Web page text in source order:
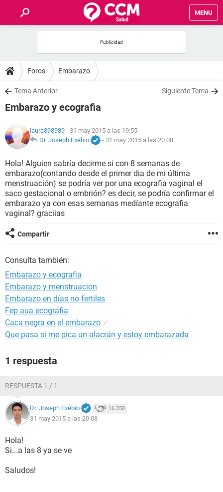
MENU
FOROS
SALUD
NUTRICIÓN
BIENESTAR
SEXUALIDAD
GLOSARIO
Foros Embarazo
Tema Anterior Siguiente Tema
Embarazo y ecografia
laura898989 - 31 may 2015 a las 19:55
Dr. Joseph Exebio
- 31 may 2015 a las 20:08
Hola! Alguien sabría decirme si con 8 semanas de
embarazo(contando desde el primer dia de mi última
menstruación) se podría ver por una ecografia vaginal el
saco gestacional o embrión? es decir, se podría confirmar el
embarazo ya con esas semanas medíante ecografia
vaginal? graciias
Compartir
Consulta también:
Embarazo y ecografia
Embarazo y menstruacion
Embarazo en días no fertiles
Fep aua ecografia
Caca negra en el embarazo ✓
Que pasa si me pica un alacrán y estoy embarazada
1 respuesta
RESPUESTA 1 / 1
Dr. Joseph Exebio 16.358
31 may 2015 a las 20:08
Hola!
Si...a las 8 ya se ve
Saludos!